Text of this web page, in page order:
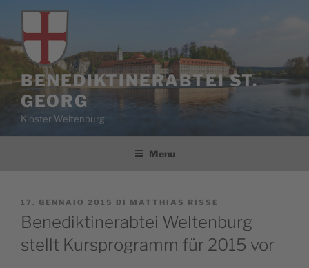
Salta
contenuto
BENEDIKTINERABTEI ST.
GEORG
Kloster Weltenburg
Menu
PUBBLICATO
IL
17. GENNAIO 2015 DI MATTHIAS RISSE
Benediktinerabtei Weltenburg
stellt Kursprogramm für 2015 vor